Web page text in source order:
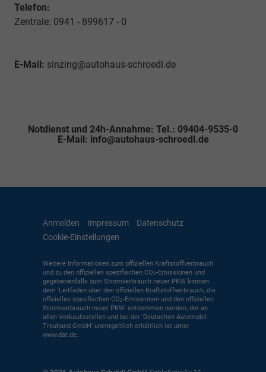
Telefon:
Zentrale: 0941 - 899617 - 0
E-Mail: sinzing@autohaus-schroedl.de
Notdienst und 24h-Annahme: Tel.: 09404-9535-0
E-Mail: info@autohaus-schroedl.de
Anmelden Impressum
Datenschutz
Cookie-Einstellungen
Weitere Informationen zum offiziellen Kraftstoffverbrauch
und zu den offiziellen spezifischen CO2-Emissionen und
gegebenenfalls zum Stromverbrauch neuer PKW können
dem 'Leitfaden über den offiziellen Kraftstoffverbrauch, die
offiziellen spezifischen CO2-Emissionen und den offiziellen
Stromverbrauch neuer PKW' entnommen werden, der an
allen Verkaufsstellen und bei der 'Deutschen Automobil
Treuhand GmbH' unentgeltlich erhältlich ist unter
www.dat.de.